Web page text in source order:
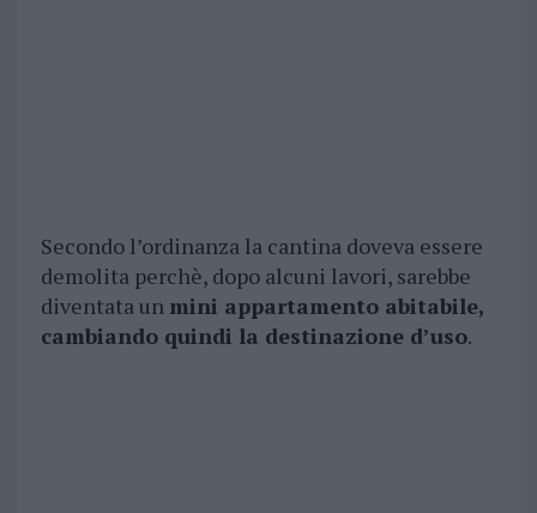
Secondo l’ordinanza la cantina doveva essere
demolita perchè, dopo alcuni lavori, sarebbe
diventata un mini appartamento abitabile,
cambiando quindi la destinazione d’uso.